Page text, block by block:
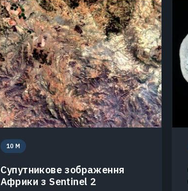
10 M
Супутникове зображення
Африки з Sentinel 2